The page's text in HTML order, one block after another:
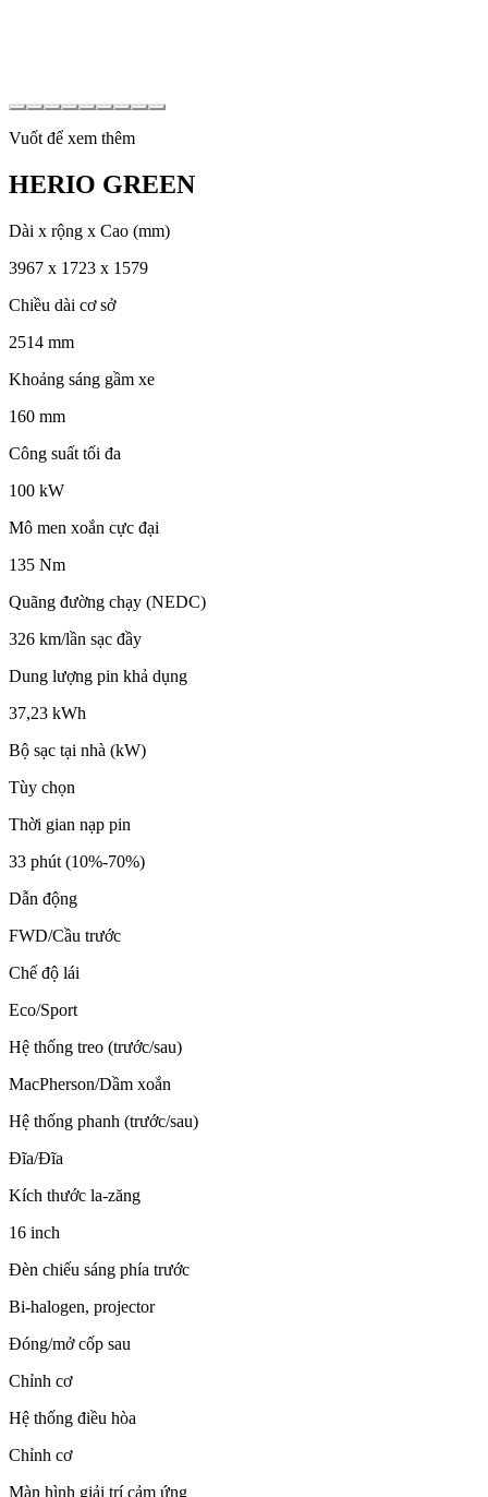
Vuốt để xem thêm
HERIO GREEN
Dài x rộng x Cao (mm)
3967 x 1723 x 1579
Chiều dài cơ sở
2514 mm
Khoảng sáng gầm xe
160 mm
Công suất tối đa
100 kW
Mô men xoắn cực đại
135 Nm
Quãng đường chạy (NEDC)
326 km/lần sạc đầy
Dung lượng pin khả dụng
37,23 kWh
Bộ sạc tại nhà (kW)
Tùy chọn
Thời gian nạp pin
33 phút (10%-70%)
Dẫn động
FWD/Cầu trước
Chế độ lái
Eco/Sport
Hệ thống treo (trước/sau)
MacPherson/Dầm xoắn
Hệ thống phanh (trước/sau)
Đĩa/Đĩa
Kích thước la-zăng
16 inch
Đèn chiếu sáng phía trước
Bi-halogen, projector
Đóng/mở cốp sau
Chỉnh cơ
Hệ thống điều hòa
Chỉnh cơ
Màn hình giải trí cảm ứng